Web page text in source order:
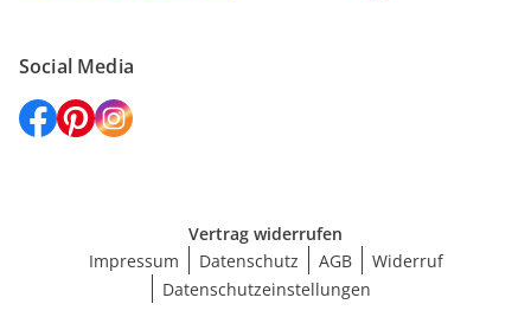
Social Media
Vertrag widerrufen
Impressum
Datenschutz AGB
Widerruf
Datenschutzeinstellungen